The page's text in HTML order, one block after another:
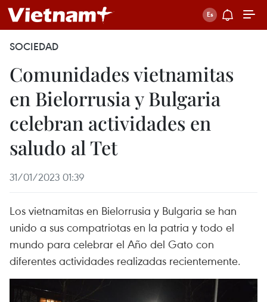
SOCIEDAD
Comunidades vietnamitas
en Bielorrusia y Bulgaria
celebran actividades en
saludo al Tet
31/01/2023 01:39
Los vietnamitas en Bielorrusia y Bulgaria se han
unido a sus compatriotas en la patria y todo el
mundo para celebrar el Año del Gato con
diferentes actividades realizadas recientemente.